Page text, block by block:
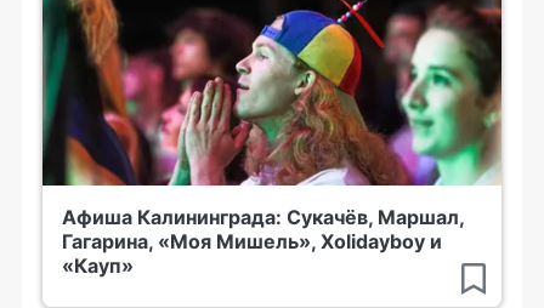
Афиша Калининграда: Сукачёв, Маршал,
Гагарина, «Моя Мишель», Xolidayboy и
«Кауп»